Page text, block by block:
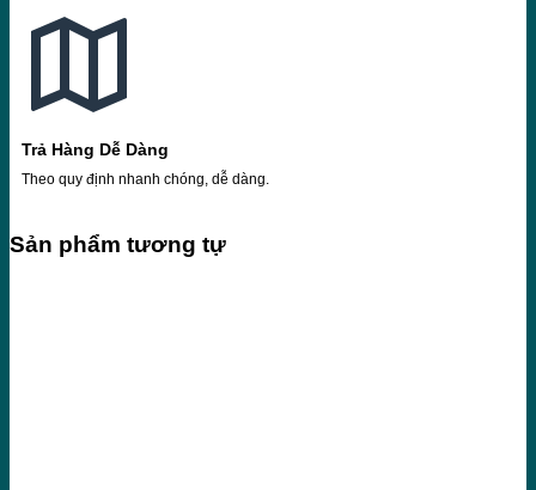
Trả Hàng Dễ Dàng
Theo quy định nhanh chóng, dễ dàng.
Sản phẩm tương tự